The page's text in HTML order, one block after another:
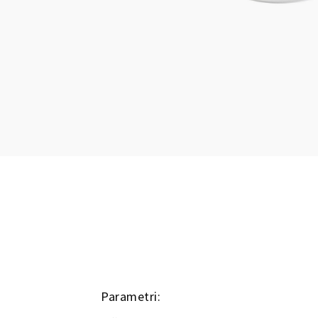
Parametri: